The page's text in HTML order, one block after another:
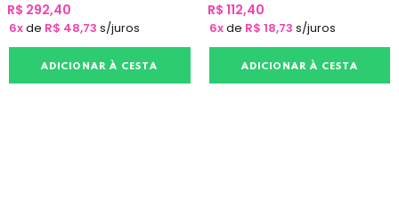
R$ 292,40
6xde R$ 48,73 s/juros
ADICIONAR À CESTA
R$ 112,40
6xde R$ 18,73 s/juros
ADICIONAR À CESTA